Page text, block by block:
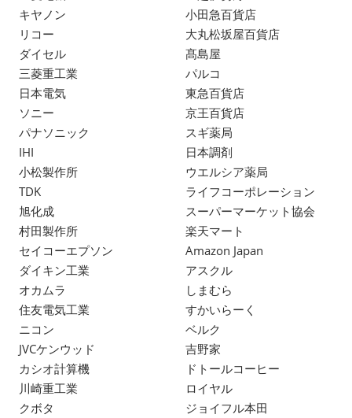
キヤノン
リコー
ダイセル
三菱重工業
日本電気
ソニー
パナソニック
IHI
小松製作所
TDK
旭化成
村田製作所
セイコーエプソン
ダイキン工業
オカムラ
住友電気工業
ニコン
JVCケンウッド
カシオ計算機
川崎重工業
クボタ
小田急百貨店
大丸松坂屋百貨店
髙島屋
パルコ
東急百貨店
京王百貨店
スギ薬局
日本調剤
ウエルシア薬局
ライフコーポレーション
スーパーマーケット協会
楽天マート
Amazon Japan
アスクル
しまむら
すかいらーく
ベルク
吉野家
ドトールコーヒー
ロイヤル
ジョイフル本田